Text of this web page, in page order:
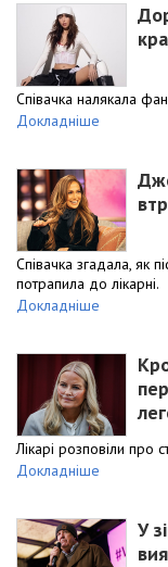
Співачка налякала
Докладніше
Співачка згадала, як
потрапила до лікарні.
Докладніше
Лікарі розповіли
Докладніше
У